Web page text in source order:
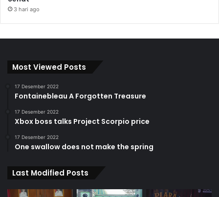
3 hari ago
Most Viewed Posts
17 Desember 2022
Fontainebleau A Forgotten Treasure
17 Desember 2022
Xbox boss talks Project Scorpio price
17 Desember 2022
One swallow does not make the spring
Last Modified Posts